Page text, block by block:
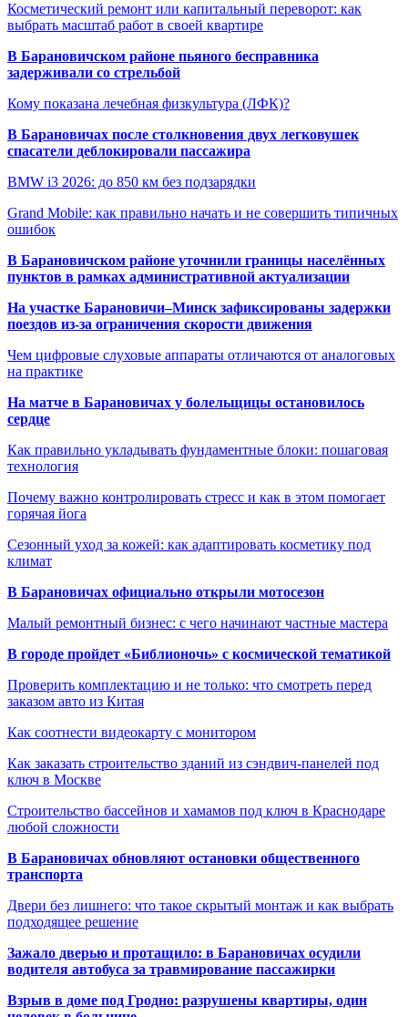
Косметический ремонт или капитальный переворот: как
выбрать масштаб работ в своей квартире
В Барановичском районе пьяного бесправника
задерживали со стрельбой
Кому показана лечебная физкультура (ЛФК)?
В Барановичах после столкновения двух легковушек
спасатели деблокировали пассажира
BMW i3 2026: до 850 км без подзарядки
Grand Mobile: как правильно начать и не совершить типичных
ошибок
В Барановичском районе уточнили границы населённых
пунктов в рамках административной актуализации
На участке Барановичи–Минск зафиксированы задержки
поездов из-за ограничения скорости движения
Чем цифровые слуховые аппараты отличаются от аналоговых
на практике
На матче в Барановичах у болельщицы остановилось
сердце
Как правильно укладывать фундаментные блоки: пошаговая
технология
Почему важно контролировать стресс и как в этом помогает
горячая йога
Сезонный уход за кожей: как адаптировать косметику под
климат
В Барановичах официально открыли мотосезон
Малый ремонтный бизнес: с чего начинают частные мастера
В городе пройдет «Библионочь» с космической тематикой
Проверить комплектацию и не только: что смотреть перед
заказом авто из Китая
Как соотнести видеокарту с монитором
Как заказать строительство зданий из сэндвич-панелей под
ключ в Москве
Строительство бассейнов и хамамов под ключ в Краснодаре
любой сложности
В Барановичах обновляют остановки общественного
транспорта
Двери без лишнего: что такое скрытый монтаж и как выбрать
подходящее решение
Зажало дверью и протащило: в Барановичах осудили
водителя автобуса за травмирование пассажирки
Взрыв в доме под Гродно: разрушены квартиры, один